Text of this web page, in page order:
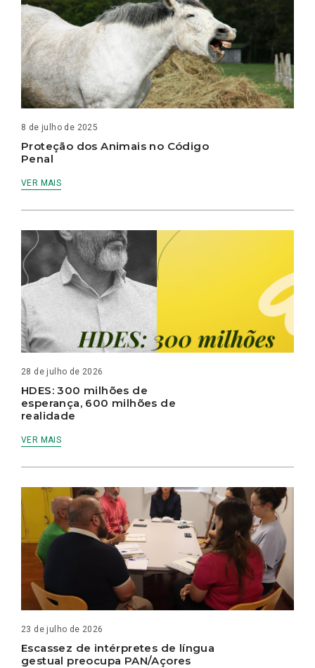
8 de julho de 2025
Proteção dos Animais no Código
Penal
VER MAIS
28 de julho de 2026
HDES: 300 milhões de
esperança, 600 milhões de
realidade
VER MAIS
23 de julho de 2026
Escassez de intérpretes de língua
gestual preocupa PAN/Açores